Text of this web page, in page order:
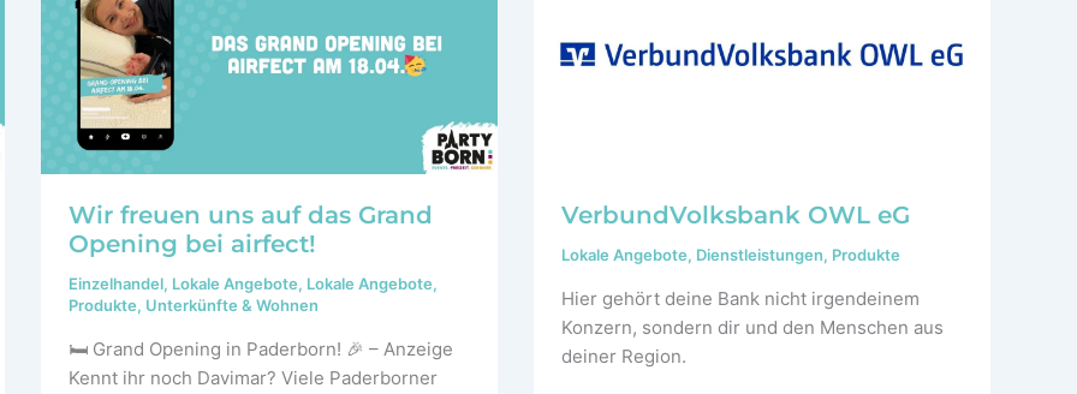
Wir freuen uns auf das Grand
Opening bei airfect!
Einzelhandel, Lokale Angebote, Lokale Angebote,
Produkte, Unterkünfte & Wohnen
🛏️ Grand Opening in Paderborn! 🎉 – Anzeige
Kennt ihr noch Davimar? Viele Paderborner
VerbundVolksbank OWL eG
Lokale Angebote, Dienstleistungen, Produkte
Hier gehört deine Bank nicht irgendeinem
Konzern, sondern dir und den Menschen aus
deiner Region.